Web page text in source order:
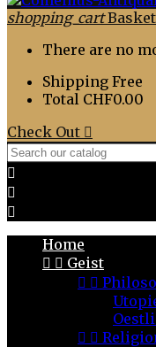
shopping_cart
There are no
Shipping Free
Total CHF0.00
Check Out 



Home
  Geist
 
 